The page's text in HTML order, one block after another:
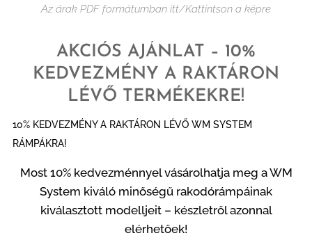
Az árak PDF formátumban itt/Kattintson a képre
AKCIÓS AJÁNLAT – 10%
KEDVEZMÉNY A RAKTÁRON
LÉVŐ TERMÉKEKRE!
10% KEDVEZMÉNY A RAKTÁRON LÉVŐ WM SYSTEM
RÁMPÁKRA!
Most 10% kedvezménnyel vásárolhatja meg a WM
System kiváló minőségű rakodórámpáinak
kiválasztott modelljeit – készletről azonnal
elérhetőek!